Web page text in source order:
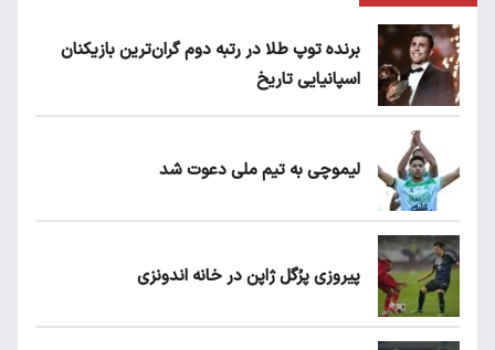
برنده توپ طلا در رتبه دوم گران‌ترین بازیکنان
اسپانیایی تاریخ
لیموچی به تیم ملی دعوت شد
پیروزی پرُگل ژاپن در خانه اندونزی